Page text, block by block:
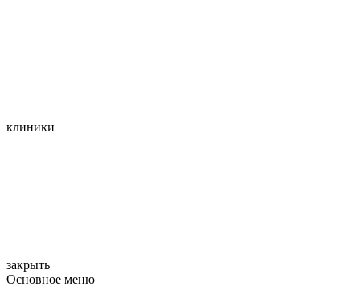
клиники
закрыть
Основное меню